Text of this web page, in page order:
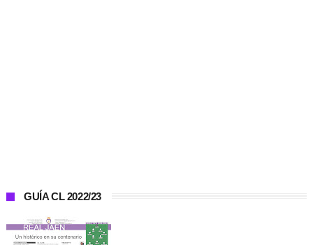
GUÍA CL 2022/23